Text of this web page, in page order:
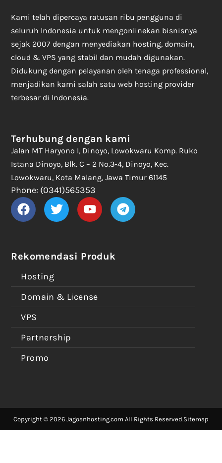
Kami telah dipercaya ratusan ribu pengguna di
seluruh Indonesia untuk mengonlinekan bisnisnya
sejak 2007 dengan menyediakan hosting, domain,
cloud & VPS yang stabil dan mudah digunakan.
Didukung dengan pelayanan oleh tenaga professional,
menjadikan kami salah satu web hosting provider
terbesar di Indonesia.
Rekomendasi Produk
Hosting
Domain & License
VPS
Partnership
Promo
Terhubung dengan kami
Jalan MT Haryono I, Dinoyo, Lowokwaru Komp. Ruko
Istana Dinoyo, Blk. C – 2 No.3-4, Dinoyo, Kec.
Lowokwaru, Kota Malang, Jawa Timur 61145
Phone: (0341)565353
Copyright © 2026 Jagoanhosting.com All Rights Reserved.Sitemap